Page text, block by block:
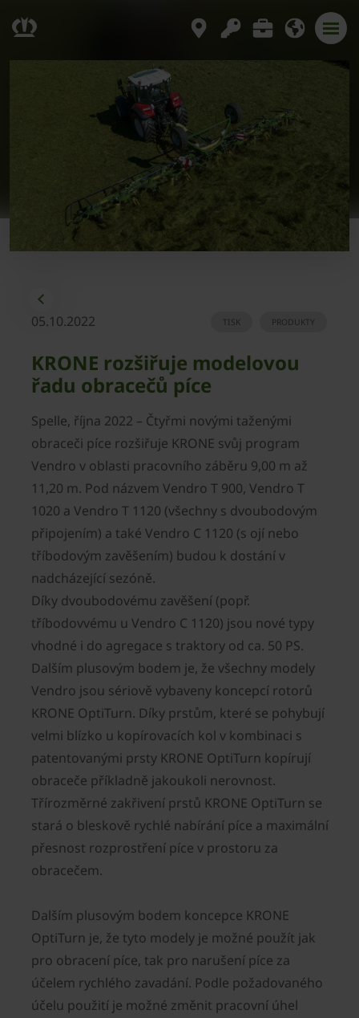
05.10.2022 PRODUKTY
TISK
KRONE rozšiřuje modelovou
řadu obracečů píce
Spelle, října 2022 – Čtyřmi novými taženými
obraceči píce rozšiřuje KRONE svůj program
Vendro v oblasti pracovního záběru 9,00 m až
11,20 m. Pod názvem Vendro T 900, Vendro T
1020 a Vendro T 1120 (všechny s dvoubodovým
připojením) a také Vendro C 1120 (s ojí nebo
tříbodovým zavěšením) budou k dostání v
nadcházející sezóně.
Díky dvoubodovému zavěšení (popř.
tříbodovvému u Vendro C 1120) jsou nové typy
vhodné i do agregace s traktory od ca. 50 PS.
Dalším plusovým bodem je, že všechny modely
Vendro jsou sériově vybaveny koncepcí rotorů
KRONE OptiTurn. Díky prstům, které se pohybují
velmi blízko u kopírovacích kol v kombinaci s
patentovanými prsty KRONE OptiTurn kopírují
obraceče příkladně jakoukoli nerovnost.
Třírozměrné zakřivení prstů KRONE OptiTurn se
stará o bleskově rychlé nabírání píce a maximální
přesnost rozprostření píce v prostoru za
obracečem.
Dalším plusovým bodem koncepce KRONE
OptiTurn je, že tyto modely je možné použít jak
pro obracení píce, tak pro narušení píce za
účelem rychlého zavadání. Podle požadovaného
účelu použití je možné změnit pracovní úhel